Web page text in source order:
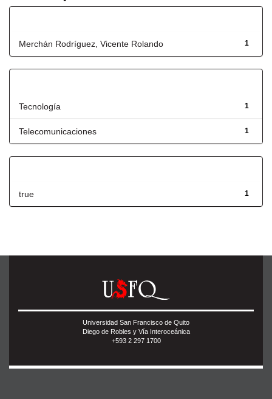
1
Merchán Rodríguez, Vicente Rolando
1
Tecnología
1
Telecomunicaciones
1
true
Universidad San Francisco de Quito
Diego de Robles y Vía Interoceánica
+593 2 297 1700